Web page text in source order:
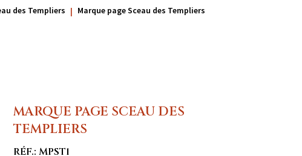
des Templiers Marque page Sceau des Templiers
MARQUE PAGE SCEAU DES
TEMPLIERS
RÉF.: MPST1